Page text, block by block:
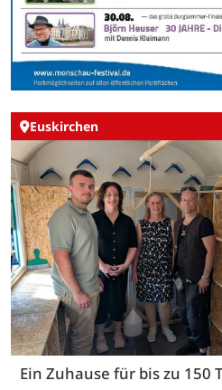
Euskirchen
Ein Zuhause für bis zu 150